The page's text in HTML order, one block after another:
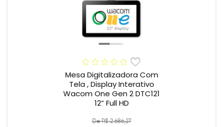
Mesa Digitalizadora Com
Tela , Display Interativo
Wacom One Gen 2 DTC121
12” Full HD
De R$ 2.686,27